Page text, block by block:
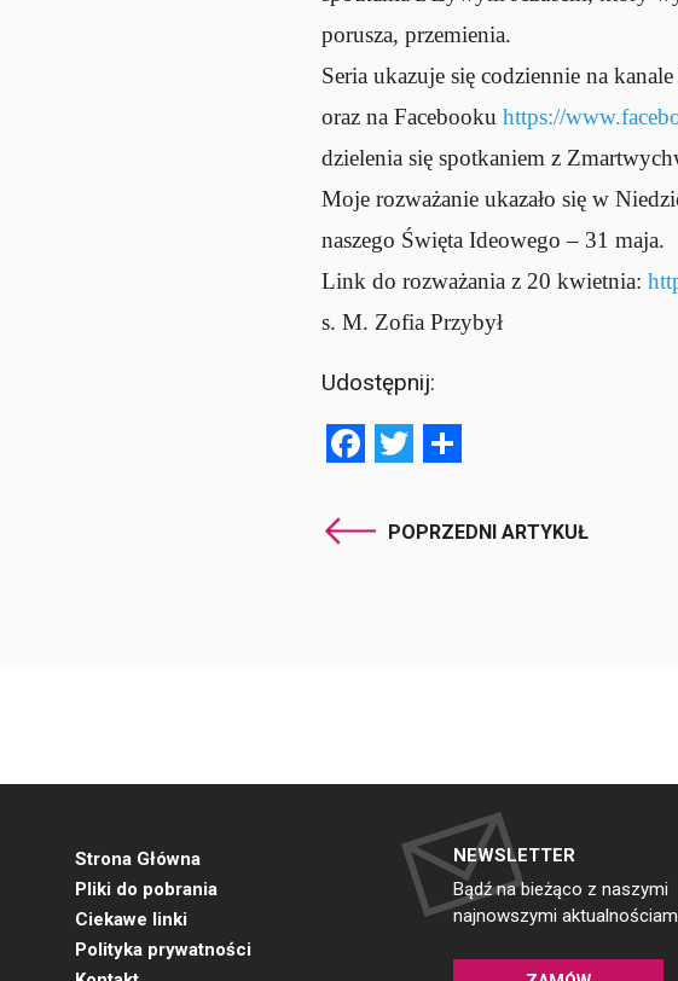
porusza, przemienia.
Seria ukazuje się codziennie na
oraz na Facebookuhttps://
dzielenia się spotkaniem z
Moje rozważanie ukazało się w
naszego Święta Ideowego – 31 maja.
Link do rozważania z 20 kwietnia:
s. M. Zofia Przybył
Udostępnij:
Facebook
Twitter
POPRZEDNI ARTYKUŁ
Strona Główna
Pliki do pobrania
Ciekawe linki
Polityka prywatności
NEWSLETTER
Bądź na bieżąco z naszymi
najnowszymi